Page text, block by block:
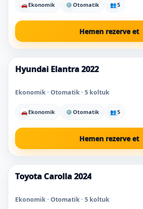
🚗 Ekonomik ⚙Otomatik 👥5
Hemen rezerve et
Süper fiyat
Hyundai Elantra 2022
Ekonomik · Otomatik · 5 koltuk
🚗 Ekonomik ⚙Otomatik 👥5
Hemen rezerve et
Toyota Carolla 2024
Ekonomik · Otomatik · 5 koltuk